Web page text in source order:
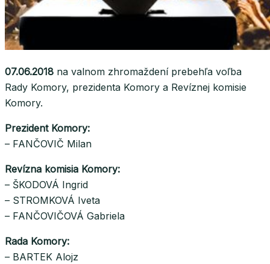
07.06.2018 na valnom zhromaždení prebehľa voľba
Rady Komory, prezidenta Komory a Revíznej komisie
Komory.
Prezident Komory:
– FANČOVIČ Milan
Revízna komisia Komory:
– ŠKODOVÁ Ingrid
– STROMKOVÁ Iveta
– FANČOVIČOVÁ Gabriela
Rada Komory:
– BARTEK Alojz